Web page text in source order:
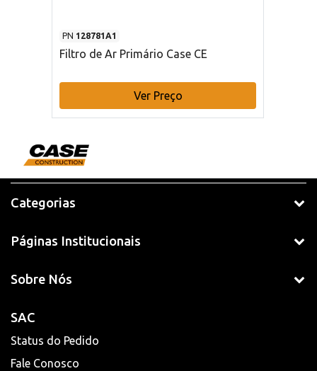
PN 128781A1
Filtro de Ar Primário Case CE
Ver Preço
Categorias
Páginas Institucionais
Sobre Nós
SAC
Status do Pedido
Fale Conosco